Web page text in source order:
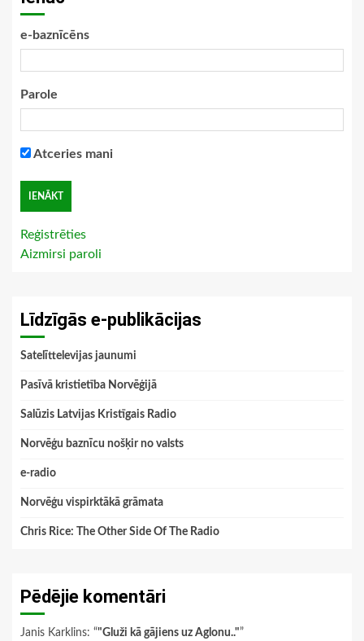
e-baznīcēns
Parole
Atceries mani
Reģistrēties
Aizmirsi paroli
Līdzīgās e-publikācijas
Satelīttelevijas jaunumi
Pasīvā kristietība Norvēģijā
Salūzis Latvijas Kristīgais Radio
Norvēģu baznīcu nošķir no valsts
e-radio
Norvēģu vispirktākā grāmata
Chris Rice: The Other Side Of The Radio
Pēdējie komentāri
Janis Karklins: “"Gluži kā gājiens uz Aglonu.."”